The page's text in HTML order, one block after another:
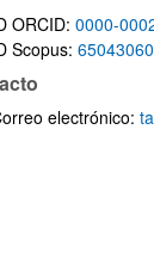
subpáginas
ORCID: 0000-
Scopus:
electrónico: